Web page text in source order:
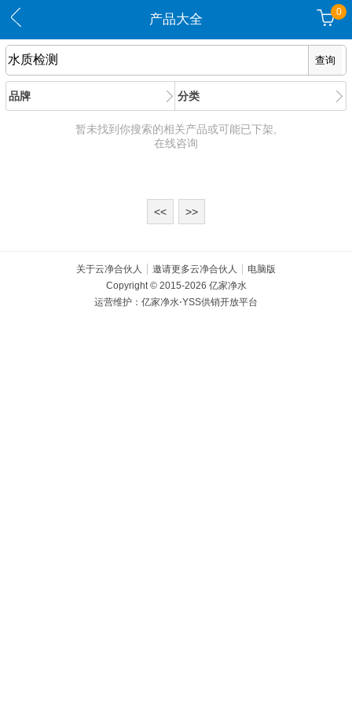
产品大全 0
品牌 分类
暂未找到你搜索的相关产品或可能已下架,
在线咨询
<< >>
关于云净合伙人 邀请更多云净合伙人
电脑版
Copyright © 2015-2026 亿家净水
运营维护：亿家净水⋅YSS供销开放平台